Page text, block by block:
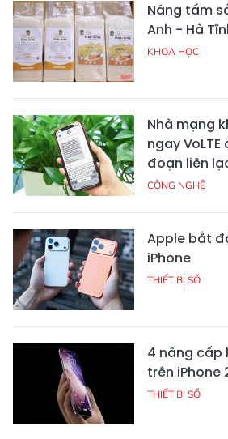
Nâng tầm
Anh - Hà
KHOA HỌC
Nhà mạng
ngay
đoạn liên
CÔNG NGHỆ
Apple bắt
iPhone
THIẾT BỊ SỐ
4 nâng cấp
trên iPhone
THIẾT BỊ SỐ